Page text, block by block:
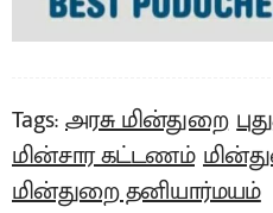
Tags: அரசு மின்துறை
மின்சார கட்டணம்
மின்துறை தனியார்மயம்